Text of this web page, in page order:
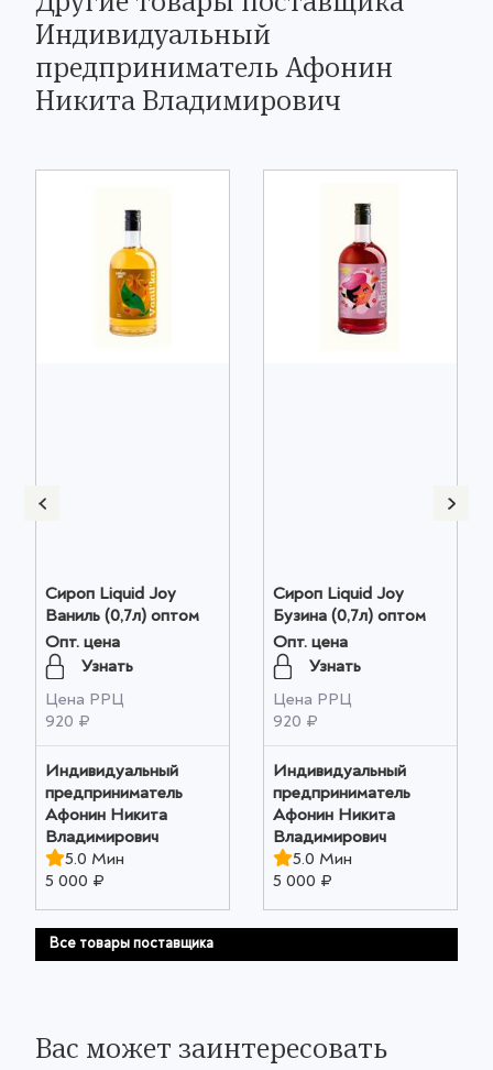
Индивидуальный
предприниматель Афонин
Никита Владимирович
Сироп Liquid Joy
Ваниль (0,7л) оптом
Опт. цена
Узнать
Цена РРЦ
920 ₽
Индивидуальный
предприниматель
Афонин Никита
Владимирович
5.0 Мин
5 000 ₽
Сироп Liquid Joy
Бузина (0,7л) оптом
Опт. цена
Узнать
Цена РРЦ
920 ₽
Индивидуальный
предприниматель
Афонин Никита
Владимирович
5.0 Мин
5 000 ₽
Все товары поставщика
Вас может заинтересовать